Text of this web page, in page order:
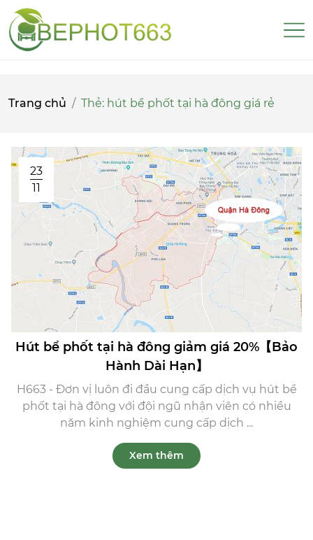
Trang chủ Thẻ: hút bể phốt tại hà đông giá rẻ
23
11
Hút bể phốt tại hà đông giảm giá 20%【Bảo
Hành Dài Hạn】
H663 - Đơn vị luôn đi đầu cung cấp dịch vụ hút bể
phốt tại hà đông với đội ngũ nhận viên có nhiều
năm kinh nghiệm cung cấp dịch ...
Xem thêm